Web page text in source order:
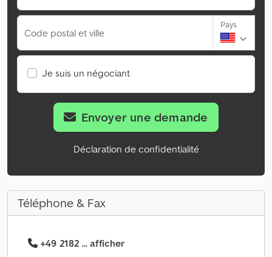
Code postal et ville
Pays
Je suis un négociant
Envoyer une demande
Déclaration de confidentialité
Téléphone & Fax
+49 2182 ... afficher